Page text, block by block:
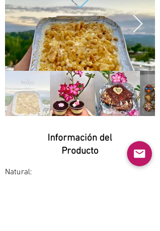
Información del
Producto
Natural: